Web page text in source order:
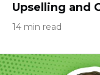
Upselling and
14 min read